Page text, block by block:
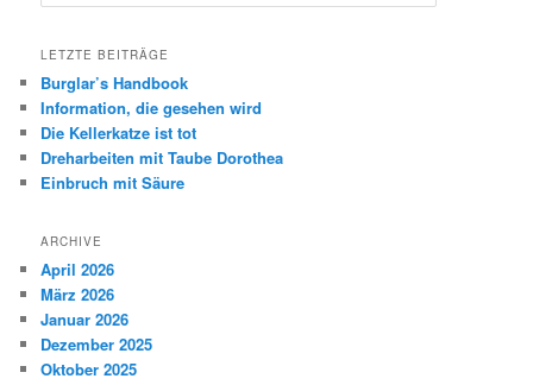
LETZTE BEITRÄGE
Burglar’s Handbook
Information, die gesehen wird
Die Kellerkatze ist tot
Dreharbeiten mit Taube Dorothea
Einbruch mit Säure
ARCHIVE
April 2026
März 2026
Januar 2026
Dezember 2025
Oktober 2025